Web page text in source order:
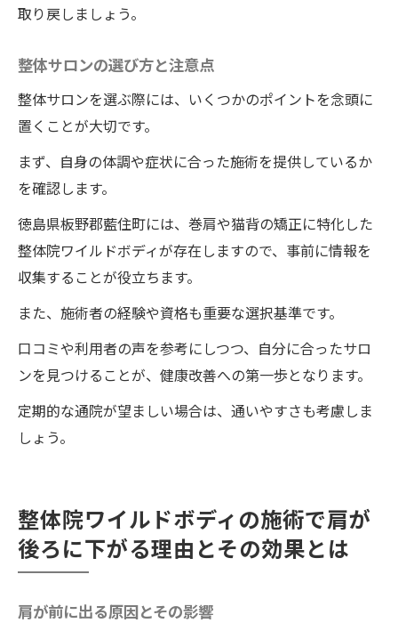
取り戻しましょう。
整体サロンの選び方と注意点
整体サロンを選ぶ際には、いくつかのポイントを念頭に
置くことが大切です。
まず、自身の体調や症状に合った施術を提供しているか
を確認します。
徳島県板野郡藍住町には、巻肩や猫背の矯正に特化した
整体院ワイルドボディが存在しますので、事前に情報を
収集することが役立ちます。
また、施術者の経験や資格も重要な選択基準です。
口コミや利用者の声を参考にしつつ、自分に合ったサロ
ンを見つけることが、健康改善への第一歩となります。
定期的な通院が望ましい場合は、通いやすさも考慮しま
しょう。
整体院ワイルドボディの施術で肩が
後ろに下がる理由とその効果とは
肩が前に出る原因とその影響